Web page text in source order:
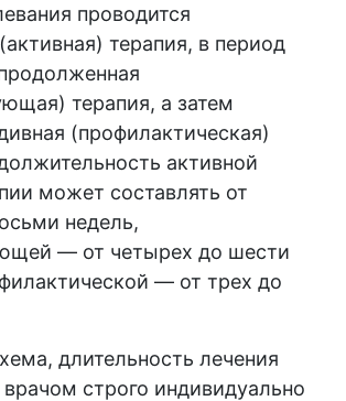
проводится
терапия, в период
терапия, а затем
(профилактическая)
активной
может составлять от
недель,
— от четырех до шести
— от трех до
длительность лечения
строго индивидуально